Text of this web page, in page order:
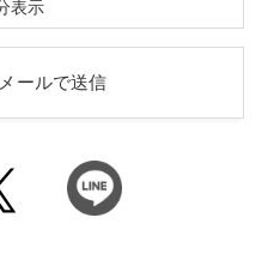
表示
ールで送信